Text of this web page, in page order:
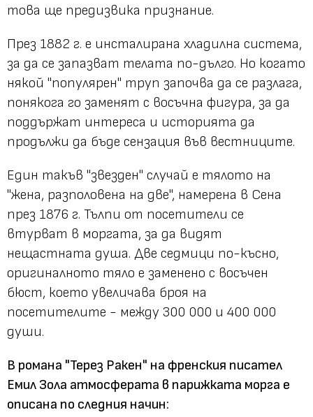
това ще предизвика признание.
През 1882 г. е инсталирана хладилна система,
за да се запазват телата по-дълго. Но когато
някой "популярен" труп започва да се разлага,
понякога го заменят с восъчна фигура, за да
поддържат интереса и историята да
продължи да бъде сензация във вестниците.
Един такъв "звезден" случай е тялото на
"жена, разполовена на две", намерена в Сена
през 1876 г. Тълпи от посетители се
втурват в моргата, за да видят
нещастната душа. Две седмици по-късно,
оригиналното тяло е заменено с восъчен
бюст, което увеличава броя на
посетителите - между 300 000 и 400 000
души.
В романа "Терез Ракен" на френския писател
Емил Зола атмосферата в парижката морга е
описана по следния начин: